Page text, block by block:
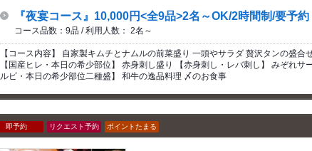
『夜宴コース』10,000円<全9品>2名～OK/2時間制/要予約
コース品数：9品 / 利用人数： 2名～
【コース内容】 自家製キムチとナムルの前菜盛り 一頭やサラダ 贅沢タンの盛
【国産ヒレ・本日の希少部位】 赤身刺し盛り 【赤身刺し・レバ刺し】 みぞれサ
ルビ・本日の希少部位二種盛】 和牛の逸品料理 〆のお食事
即予約 リクエスト予約 ポイントたまる